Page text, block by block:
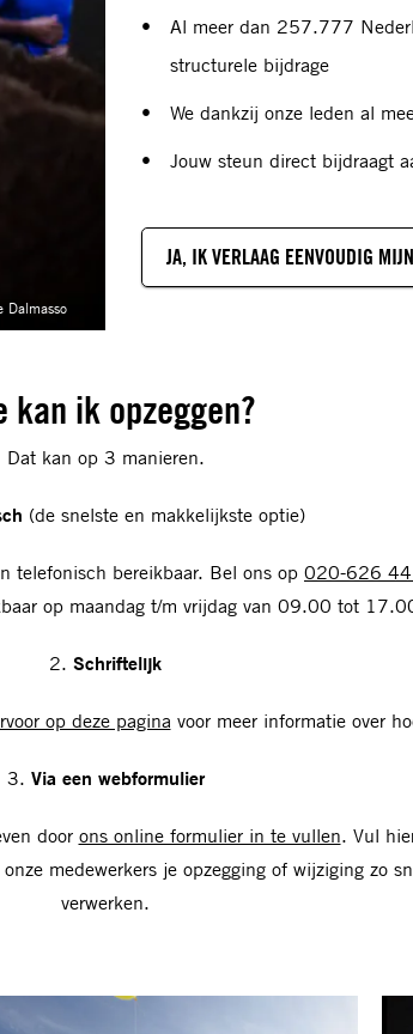
Al meer dan 257.777
structurele bijdrage
We dankzij onze leden al
Jouw steun direct bijdraagt
JA, IK VERLAAG EENVOUDIG
kan ik opzeggen?
Dat kan op 3 manieren.
(de snelste en makkelijkste optie)
telefonisch bereikbaar. Bel ons op 020-626
op maandag t/m vrijdag van 09.00 tot
2. Schriftelijk
op deze pagina voor meer informatie over
3. Via een webformulier
door ons online formulier in te vullen. Vul
medewerkers je opzegging of wijziging zo
verwerken.